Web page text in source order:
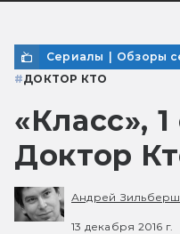
Сериалы | Обзоры
#ДОКТОР КТО
«Класс»,
Доктор
Андрей
13 декабря 2016 г.